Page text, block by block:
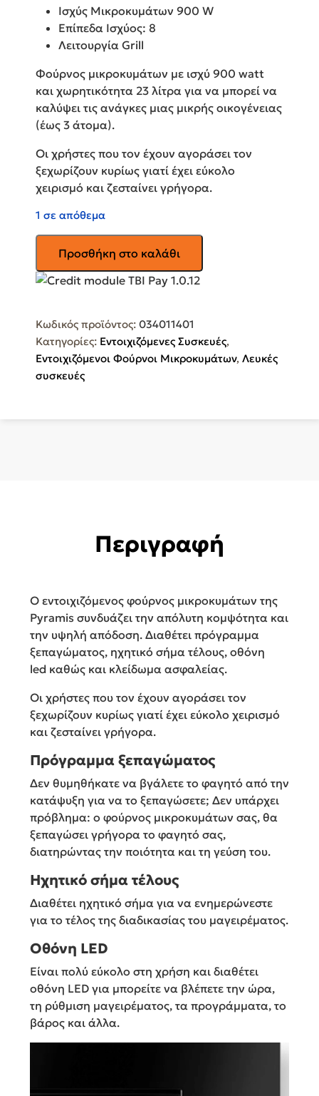
Ισχύς Μικροκυμάτων 900 W
Επίπεδα Ισχύος: 8
Λειτουργία Grill
Φούρνος μικροκυμάτων με ισχύ 900 watt
και χωρητικότητα 23 λίτρα για να μπορεί να
καλύψει τις ανάγκες μιας μικρής οικογένειας
(έως 3 άτομα).
Οι χρήστες που τον έχουν αγοράσει τον
ξεχωρίζουν κυρίως γιατί έχει εύκολο
χειρισμό και ζεσταίνει γρήγορα.
1 σε απόθεμα
Εντοιχιζόμενος
με
Grill
23lt
Μαύρος
Προσθήκη στο καλάθι
Κωδικός προϊόντος: 034011401
Κατηγορίες: Εντοιχιζόμενες Συσκευές,
Εντοιχιζόμενοι Φούρνοι Μικροκυμάτων, Λευκές
συσκευές
Περιγραφή
Ο εντοιχιζόμενος φούρνος μικροκυμάτων της
Pyramis συνδυάζει την απόλυτη κομψότητα και
την υψηλή απόδοση. Διαθέτει πρόγραμμα
ξεπαγώματος, ηχητικό σήμα τέλους, οθόνη
led καθώς και κλείδωμα ασφαλείας.
Οι χρήστες που τον έχουν αγοράσει τον
ξεχωρίζουν κυρίως γιατί έχει εύκολο χειρισμό
και ζεσταίνει γρήγορα.
Πρόγραμμα ξεπαγώματος
Δεν θυμηθήκατε να βγάλετε το φαγητό από την
κατάψυξη για να το ξεπαγώσετε; Δεν υπάρχει
πρόβλημα: ο φούρνος μικροκυμάτων σας, θα
ξεπαγώσει γρήγορα το φαγητό σας,
διατηρώντας την ποιότητα και τη γεύση του.
Ηχητικό σήμα τέλους
Διαθέτει ηχητικό σήμα για να ενημερώνεστε
για το τέλος της διαδικασίας του μαγειρέματος.
Οθόνη LED
Είναι πολύ εύκολο στη χρήση και διαθέτει
οθόνη LED για μπορείτε να βλέπετε την ώρα,
τη ρύθμιση μαγειρέματος, τα προγράμματα, το
βάρος και άλλα.